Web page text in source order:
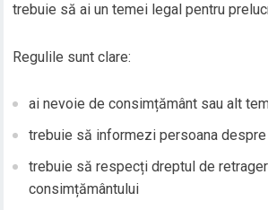
trebuie să ai un temei legal pentru
Regulile sunt clare:
ai nevoie de consimțământ sau alt
trebuie să informezi persoana
trebuie să respecți dreptul de
consimțământului